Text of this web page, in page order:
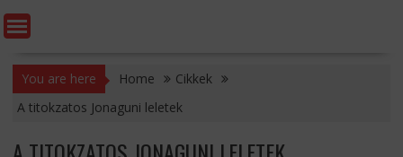
You are here Home
Cikkek
A titokzatos Jonaguni leletek